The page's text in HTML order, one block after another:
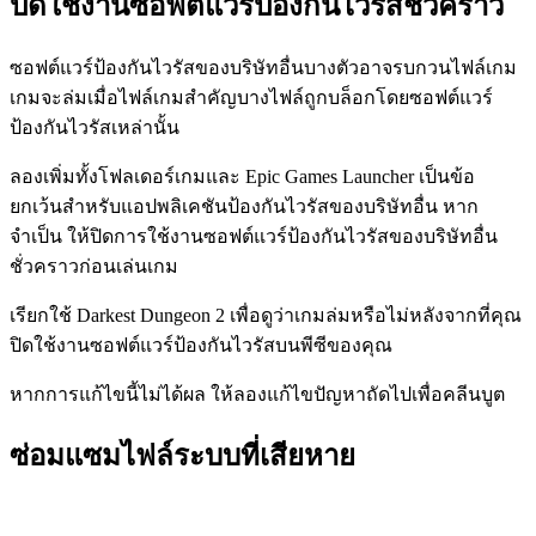
ซอฟต์แวร์ป้องกันไวรัสของบริษัทอื่นบางตัวอาจรบกวนไฟล์เกม
เกมจะล่มเมื่อไฟล์เกมสำคัญบางไฟล์ถูกบล็อกโดยซอฟต์แวร์
ป้องกันไวรัสเหล่านั้น
ลองเพิ่มทั้งโฟลเดอร์เกมและ Epic Games Launcher เป็นข้อ
ยกเว้นสำหรับแอปพลิเคชันป้องกันไวรัสของบริษัทอื่น หาก
จำเป็น ให้ปิดการใช้งานซอฟต์แวร์ป้องกันไวรัสของบริษัทอื่น
ชั่วคราวก่อนเล่นเกม
เรียกใช้ Darkest Dungeon 2 เพื่อดูว่าเกมล่มหรือไม่หลังจากที่คุณ
ปิดใช้งานซอฟต์แวร์ป้องกันไวรัสบนพีซีของคุณ
หากการแก้ไขนี้ไม่ได้ผล ให้ลองแก้ไขปัญหาถัดไปเพื่อคลีนบูต
ซ่อมแซมไฟล์ระบบที่เสียหาย